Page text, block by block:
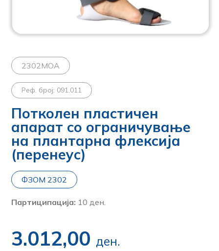
2302MOA
Реф. број: 091.011
Потколен пластичен
апарат со ограничување
на плантарна флексија
(перенеус)
ФЗОМ 2302
Партиципација: 10 ден.
3.012,00 ден.